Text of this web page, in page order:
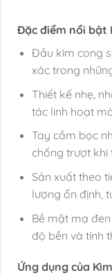
Đặc điểm nổi bật
Đầu kìm cong
xác trong
Thiết kế nhẹ,
tác linh hoạt
Tay cầm bọc
chống trượt khi
Sản xuất theo
lượng ổn định,
Bề mặt mạ
độ bền và tính
Ứng dụng của